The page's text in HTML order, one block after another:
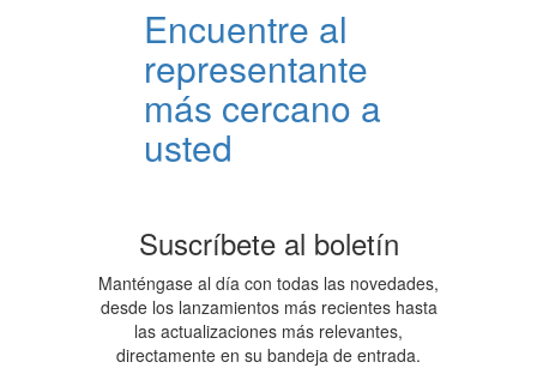
Encuentre al
representante
más cercano a
usted
Suscríbete al boletín
Manténgase al día con todas las novedades,
desde los lanzamientos más recientes hasta
las actualizaciones más relevantes,
directamente en su bandeja de entrada.